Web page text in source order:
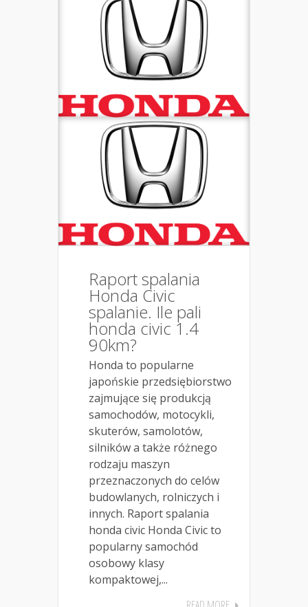
Raport spalania
Honda Civic
spalanie. Ile pali
honda civic 1.4
90km?
Honda to popularne
japońskie przedsiębiorstwo
zajmujące się produkcją
samochodów, motocykli,
skuterów, samolotów,
silników a także różnego
rodzaju maszyn
przeznaczonych do celów
budowlanych, rolniczych i
innych. Raport spalania
honda civic Honda Civic to
popularny samochód
osobowy klasy
kompaktowej,...